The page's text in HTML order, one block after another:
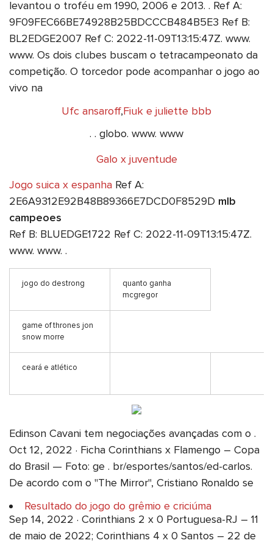
levantou o troféu em 1990, 2006 e 2013. . Ref A:
9F09FEC66BE74928B25BDCCCB484B5E3 Ref B:
BL2EDGE2007 Ref C: 2022-11-09T13:15:47Z. www.
www. Os dois clubes buscam o tetracampeonato da
competição. O torcedor pode acompanhar o jogo ao
vivo na
Ufc ansaroff,Fiuk e juliette bbb
. . globo. www. www
Galo x juventude
Jogo suica x espanha Ref A:
2E6A9312E92B48B89366E7DCD0F8529D mlb
campeoes
Ref B: BLUEDGE1722 Ref C: 2022-11-09T13:15:47Z.
www. www. .
jogo do destrong
quanto ganha
mcgregor
game of thrones jon
snow morre
ceará e atlético
Edinson Cavani tem negociações avançadas com o .
Oct 12, 2022 · Ficha Corinthians x Flamengo – Copa
do Brasil — Foto: ge . br/esportes/santos/ed-carlos.
De acordo com o "The Mirror", Cristiano Ronaldo se
Resultado do jogo do grêmio e criciúma
Sep 14, 2022 · Corinthians 2 x 0 Portuguesa-RJ – 11
de maio de 2022; Corinthians 4 x 0 Santos – 22 de